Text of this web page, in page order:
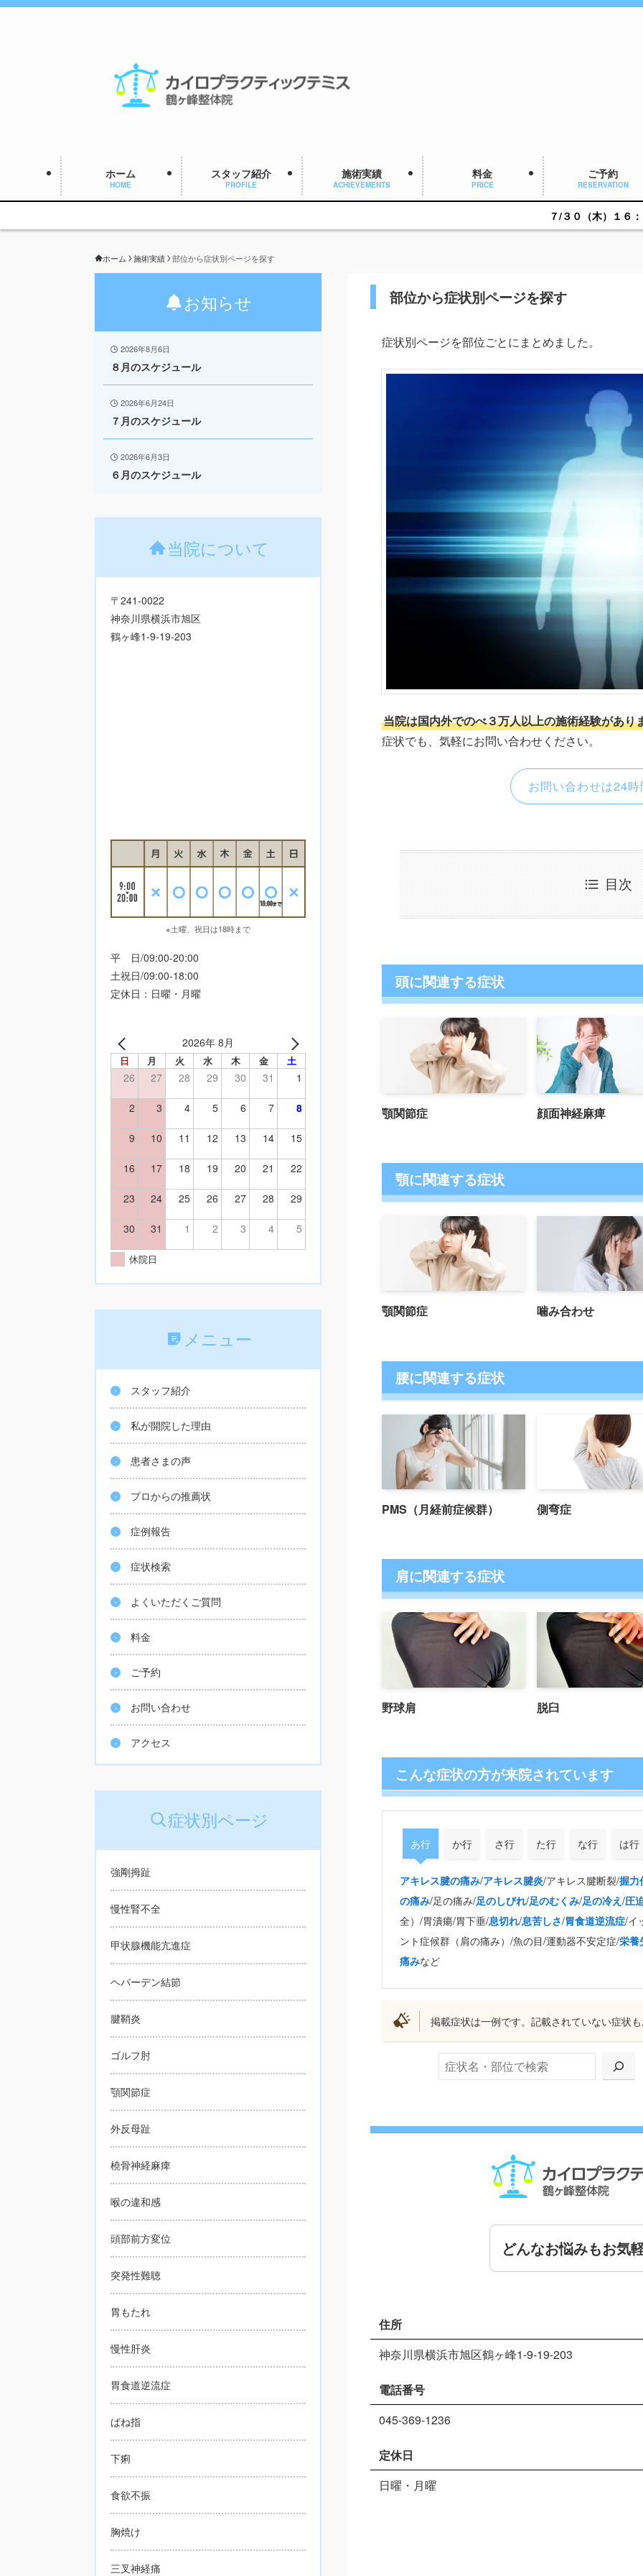
ホーム
HOME
スタッフ紹介
PROFILE
施術実績
ACHIEVEMENTS
料金
PRICE
ご予約
RESERVATION
７/３０（木）１６：００～ご予約可能
ホーム 施術実績 部位から症状別ページを探す
部位から症状別ページを探す
症状別ページを部位ごとにまとめました。
当院は国内外でのべ３万人以上の施術経験があり
症状でも、気軽にお問い合わせください。
お問い合わせは24
目次
頭に関連する症状
顎関節症 顔面神経麻痺
顎に関連する症状
顎関節症 噛み合わせ
腰に関連する症状
PMS（月経前症候群） 側弯症
肩に関連する症状
野球肩 脱臼
こんな症状の方が来院されています
あ行 か行 さ行 た行 な行 は行
アキレス腱の痛み/アキレス腱炎/アキレス腱断裂/握力
の痛み/足の痛み/足のしびれ/足のむくみ/足の冷え /圧
全）/胃潰瘍/胃下垂/息切れ/息苦しさ/胃食道逆流症/イ
ント症候群（肩の痛み）/魚の目/運動器不安定症/栄養
痛みなど
掲載症状は一例です。記載されていない症状
どんなお悩みもお気
住所
神奈川県横浜市旭区鶴ヶ峰1-9-19-203
電話番号
045-369-1236
定休日
日曜・月曜
お知らせ
2026年8月6日
８月のスケジュール
2026年6月24日
７月のスケジュール
2026年6月3日
６月のスケジュール
当院について
〒241-0022
神奈川県横浜市旭区
鶴ヶ峰1-9-19-203
※土曜、祝日は18時まで
平 日/09:00-20:00
土祝日/09:00-18:00
定休日：日曜・月曜
2026年 8月
日 月 火 水 木 金 土
26 27 28 29 30 31 1
2 3 4 5 6 7 8
9 10 11 12 13 14 15
16 17 18 19 20 21 22
23 24 25 26 27 28 29
30 31 1 2 3 4 5
休院日
メニュー
スタッフ紹介
私が開院した理由
患者さまの声
プロからの推薦状
症例報告
症状検索
よくいただくご質問
料金
ご予約
お問い合わせ
アクセス
症状別ページ
強剛拇趾
慢性腎不全
甲状腺機能亢進症
ヘバーデン結節
腱鞘炎
ゴルフ肘
顎関節症
外反母趾
橈骨神経麻痺
喉の違和感
頭部前方変位
突発性難聴
胃もたれ
慢性肝炎
胃食道逆流症
ばね指
下痢
食欲不振
胸焼け
三叉神経痛